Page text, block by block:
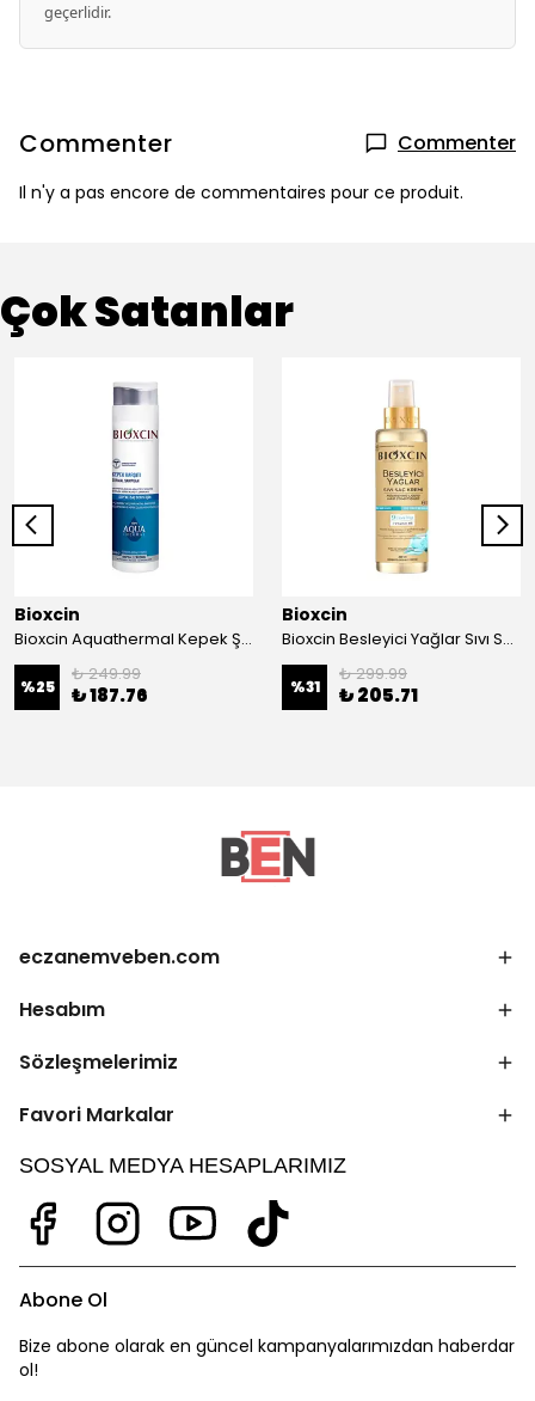
geçerlidir.
Commenter Commenter
Il n'y a pas encore de commentaires pour ce produit.
Çok Satanlar
Bioxcin
Bioxcin Aquathermal Kepek Şampuan 300 ml
%25
₺ 249.99
₺ 187.76
Bioxcin
Bioxcin Besleyici Yağlar Sıvı Saç Kremi 200 ml
%31
₺ 299.99
₺ 205.71
eczanemveben.com
Hesabım
Sözleşmelerimiz
Favori Markalar
SOSYAL MEDYA HESAPLARIMIZ
Abone Ol
Bize abone olarak en güncel kampanyalarımızdan haberdar
ol!